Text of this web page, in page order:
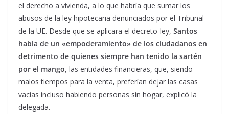
el derecho a vivienda, a lo que habría que sumar los
abusos de la ley hipotecaria denunciados por el Tribunal
de la UE. Desde que se aplicara el decreto-ley, Santos
habla de un «empoderamiento» de los ciudadanos en
detrimento de quienes siempre han tenido la sartén
por el mango, las entidades financieras, que, siendo
malos tiempos para la venta, preferían dejar las casas
vacías incluso habiendo personas sin hogar, explicó la
delegada.